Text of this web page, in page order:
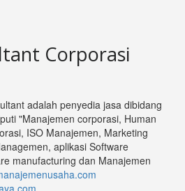
Corporasi
adalah penyedia jasa dibidang
"Manajemen corporasi, Human
ISO Manajemen, Marketing
aplikasi Software
manufacturing dan Manajemen